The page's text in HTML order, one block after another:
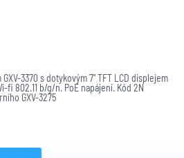
3370 s dotykovým 7" TFT LCD displejem
fi 802.11 b/g/n. PoE napájení. Kód 2N
GXV-3275